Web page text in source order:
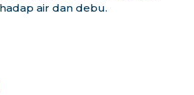
air dan debu.